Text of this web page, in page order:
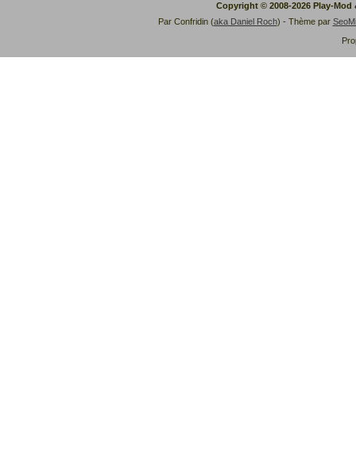
Copyright © 2008-2026 Play-
Par Confridin (aka Daniel Roch) - Thème par